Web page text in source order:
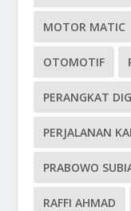
MOTOR MATIC
OTOMOTIF
PERANGKAT
PERJALANAN
PRABOWO
RAFFI AHMAD